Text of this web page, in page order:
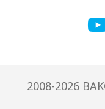
2008-2026